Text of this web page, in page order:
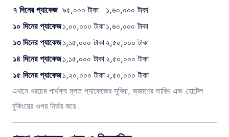
৭ দিনের প্যাকেজ ৯৫,০০০ টাকা
১,৬০,০০০ টাকা
১০ দিনের প্যাকেজ১,০০,০০০ টাকা১,৬০,০০০ টাকা
১৩ দিনের প্যাকেজ১,১৫,০০০ টাকা২,৫০,০০০ টাকা
১৪ দিনের প্যাকেজ১,১৫,০০০ টাকা২,৫০,০০০ টাকা
১৫ দিনের প্যাকেজ১,২০,০০০ টাকা২,৫০,০০০ টাকা
এখানে খরচের পার্থক্য মূলত প্যাকেজের সুবিধা, ভ্রমণের তারিখ এবং হোটেল
বুকিংয়ের ওপর নির্ভর করে।